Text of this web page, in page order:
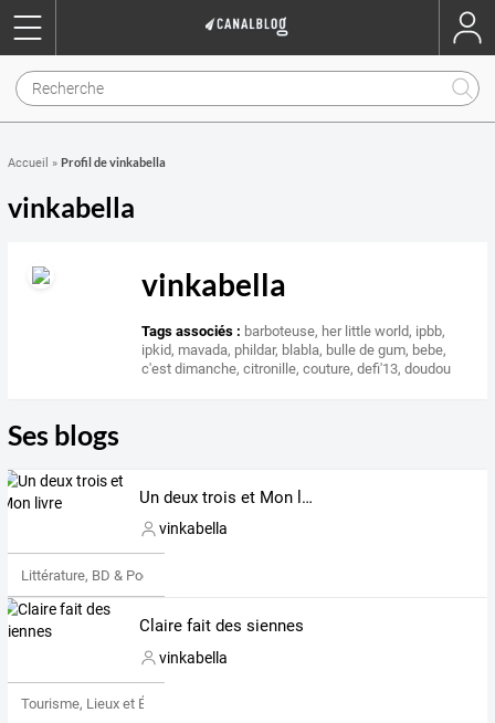
Accueil » Profil de vinkabella
vinkabella
vinkabella
Tags associés : barboteuse, her little world, ipbb,
ipkid, mavada, phildar, blabla, bulle de gum, bebe,
c'est dimanche,citronille,couture,defi'13,doudou
Ses blogs
Un deux trois et Mon livre
vinkabella
Littérature, BD & Poésie
Claire fait des siennes
vinkabella
Tourisme, Lieux et Événements